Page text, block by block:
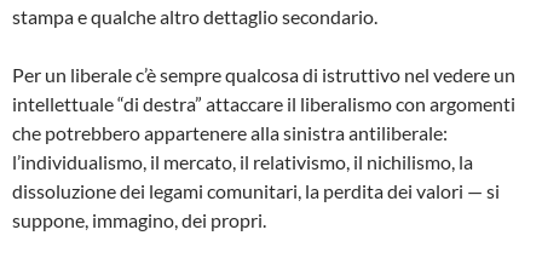
stampa e qualche altro dettaglio secondario.
Per un liberale c’è sempre qualcosa di istruttivo nel vedere un
intellettuale “di destra” attaccare il liberalismo con argomenti
che potrebbero appartenere alla sinistra antiliberale:
l’individualismo, il mercato, il relativismo, il nichilismo, la
dissoluzione dei legami comunitari, la perdita dei valori — si
suppone, immagino, dei propri.